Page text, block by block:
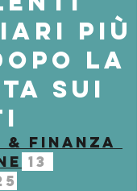
più
la
sui
Finanza
13